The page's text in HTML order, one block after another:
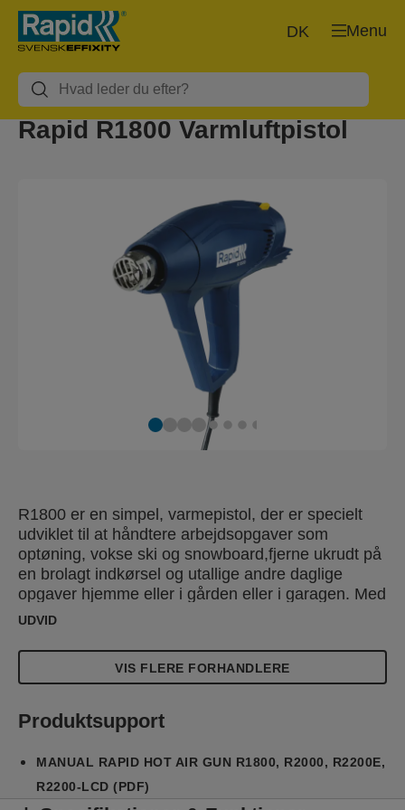
Menu
DK
Rapid R1800 Varmluftpistol
R1800 er en simpel, varmepistol, der er specielt
udviklet til at håndtere arbejdsopgaver som
optøning, vokse ski og snowboard,fjerne ukrudt på
en brolagt indkørsel og utallige andre daglige
opgaver hjemme eller i gården eller i garagen. Med
1800 W strømforsyning, to-trins
justerbar luftstrøm, får R1800 arbejdet hurtigt og
med præcision. Den har også håndtagbeskyttelse,
UDVID
VIS FLERE FORHANDLERE
Produktsupport
MANUAL RAPID HOT AIR GUN R1800, R2000, R2200E,
R2200-LCD (PDF)